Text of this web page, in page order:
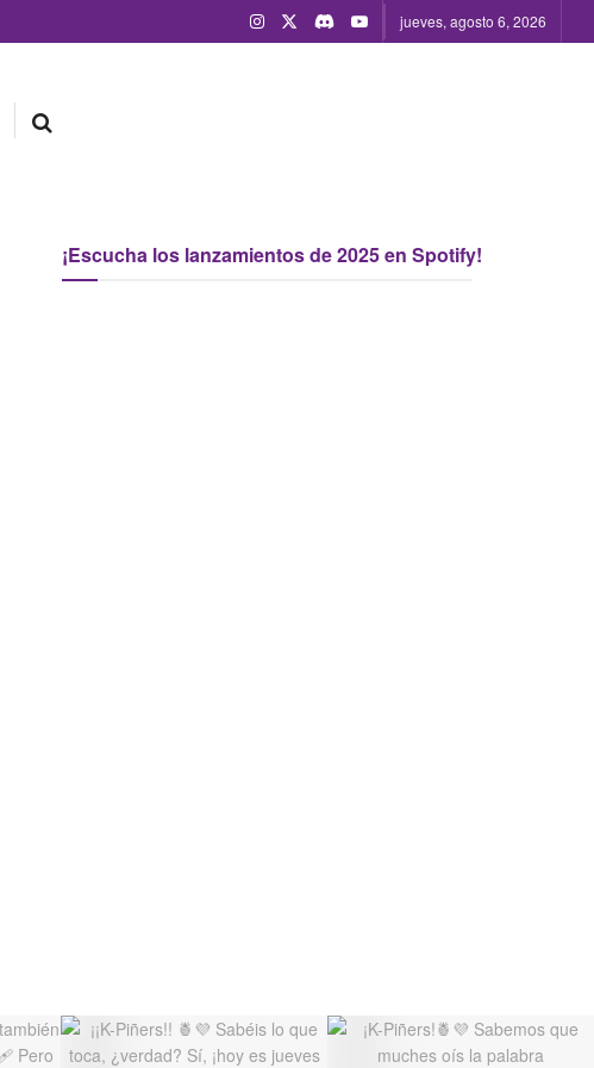
jueves, agosto 6, 2026
¡Escucha los lanzamientos de 2025 en Spotify!